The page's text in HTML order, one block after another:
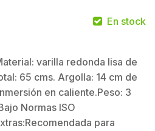
$
En stock
varilla redonda lisa de
65 cms. Argolla: 14 cm de
en caliente.Peso: 3
Normas ISO
para